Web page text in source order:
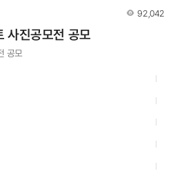
조회수
92,042
사진공모전 공모
공모